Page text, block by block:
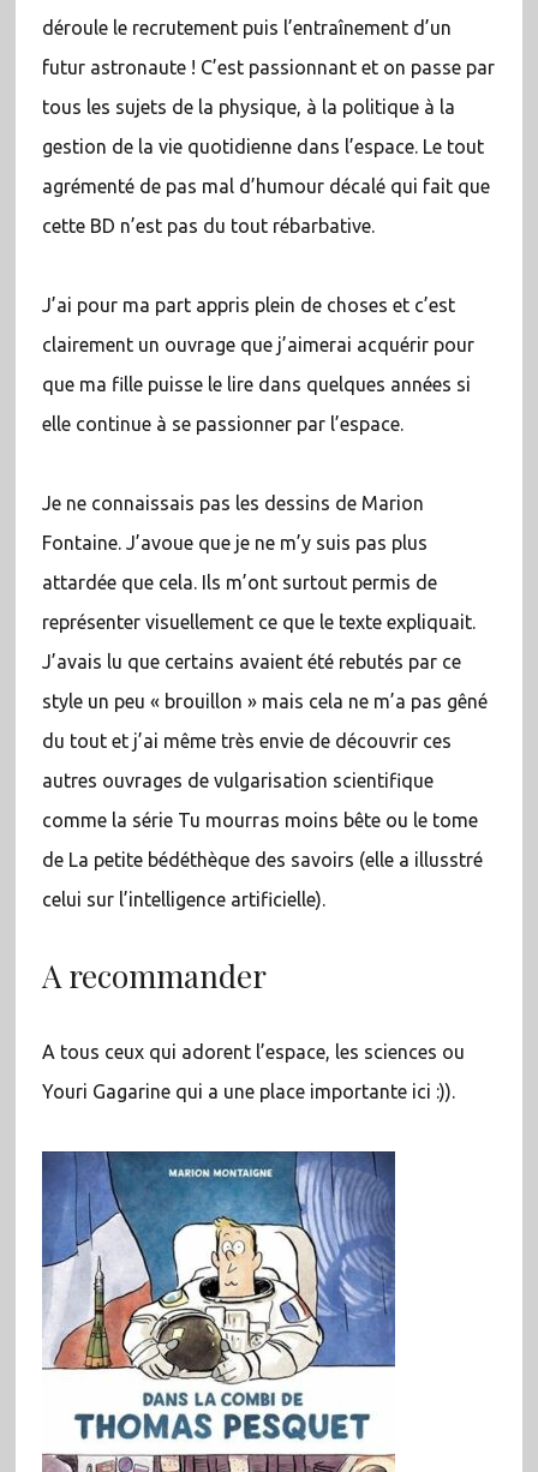
déroule le recrutement puis l’entraînement d’un
futur astronaute ! C’est passionnant et on passe par
tous les sujets de la physique, à la politique à la
gestion de la vie quotidienne dans l’espace. Le tout
agrémenté de pas mal d’humour décalé qui fait que
cette BD n’est pas du tout rébarbative.
J’ai pour ma part appris plein de choses et c’est
clairement un ouvrage que j’aimerai acquérir pour
que ma fille puisse le lire dans quelques années si
elle continue à se passionner par l’espace.
Je ne connaissais pas les dessins de Marion
Fontaine. J’avoue que je ne m’y suis pas plus
attardée que cela. Ils m’ont surtout permis de
représenter visuellement ce que le texte expliquait.
J’avais lu que certains avaient été rebutés par ce
style un peu « brouillon » mais cela ne m’a pas gêné
du tout et j’ai même très envie de découvrir ces
autres ouvrages de vulgarisation scientifique
comme la série Tu mourras moins bête ou le tome
de La petite bédéthèque des savoirs (elle a illusstré
celui sur l’intelligence artificielle).
A recommander
A tous ceux qui adorent l’espace, les sciences ou
Youri Gagarine qui a une place importante ici :)).